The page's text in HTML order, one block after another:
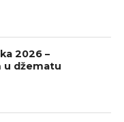
2026 –
u džematu